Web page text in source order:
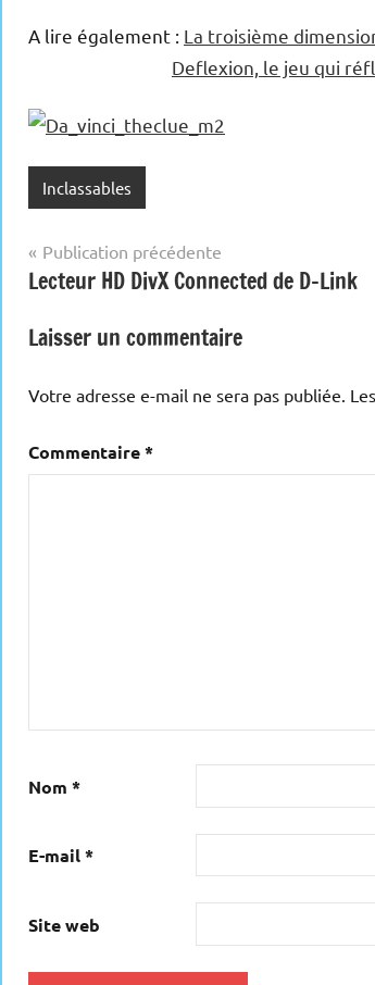
A lire également : La troisième
Deflexion, le jeu qui
Inclassables
Navigation
de
l’article
Publication précédente
Lecteur HD DivX Connected de D-Link
Laisser un commentaire
Votre adresse e-mail ne sera pas publiée.
Commentaire*
Nom *
E-mail*
Site web